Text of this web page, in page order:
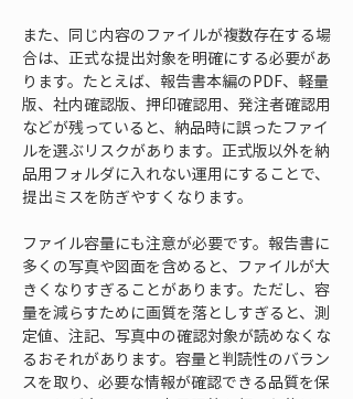
また、同じ内容のファイルが複数存在する場
合は、正式な提出対象を明確にする必要があ
ります。たとえば、報告書本編のPDF、軽量
版、社内確認版、押印確認用、発注者確認用
などが残っていると、納品時に誤ったファイ
ルを選ぶリスクがあります。正式版以外を納
品用フォルダに入れない運用にすることで、
提出ミスを防ぎやすくなります。
ファイル容量にも注意が必要です。報告書に
多くの写真や図面を含めると、ファイルが大
きくなりすぎることがあります。ただし、容
量を減らすために画質を落としすぎると、測
定値、注記、写真中の確認対象が読めなくな
るおそれがあります。容量と判読性のバラン
スを取り、必要な情報が確認できる品質を保